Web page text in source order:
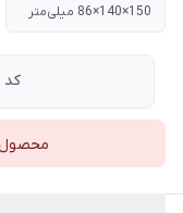
150×140×86 میلی‌متر
کد
محصول